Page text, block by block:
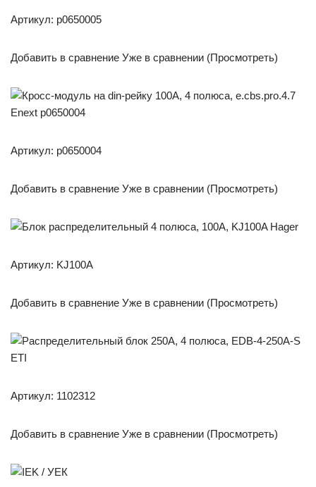
Артикул: p0650005
Добавить в сравнение Уже в сравнении (Просмотреть)
Артикул: p0650004
Добавить в сравнение Уже в сравнении (Просмотреть)
Артикул: KJ100A
Добавить в сравнение Уже в сравнении (Просмотреть)
Артикул: 1102312
Добавить в сравнение Уже в сравнении (Просмотреть)